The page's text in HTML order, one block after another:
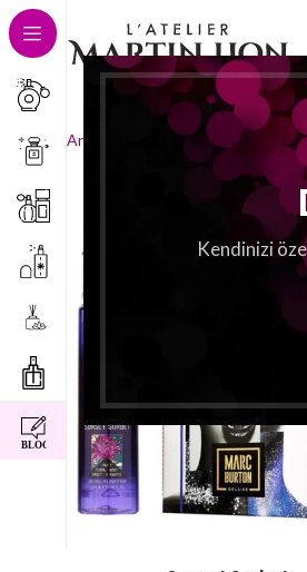
Kendinizi
instagram
facebook
twitter
youtube
Ana Sayfa Duftrichtungen
8